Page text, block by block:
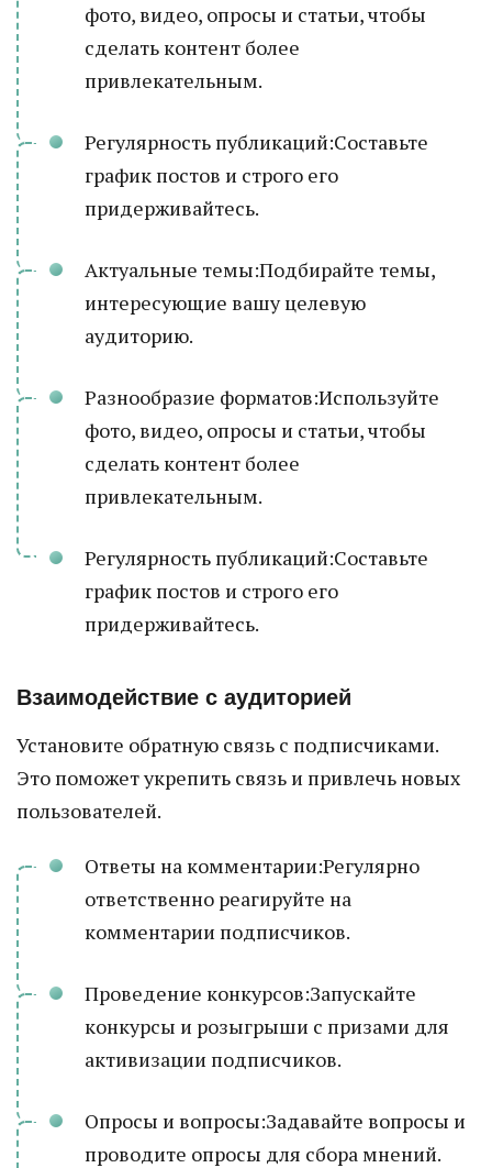
фото, видео, опросы и статьи, чтобы
сделать контент более
привлекательным.
Регулярность публикаций:Составьте
график постов и строго его
придерживайтесь.
Актуальные темы:Подбирайте темы,
интересующие вашу целевую
аудиторию.
Разнообразие форматов:Используйте
фото, видео, опросы и статьи, чтобы
сделать контент более
привлекательным.
Регулярность публикаций:Составьте
график постов и строго его
придерживайтесь.
Взаимодействие с аудиторией
Установите обратную связь с подписчиками.
Это поможет укрепить связь и привлечь новых
пользователей.
Ответы на комментарии:Регулярно
ответственно реагируйте на
комментарии подписчиков.
Проведение конкурсов:Запускайте
конкурсы и розыгрыши с призами для
активизации подписчиков.
Опросы и вопросы:Задавайте вопросы и
проводите опросы для сбора мнений.